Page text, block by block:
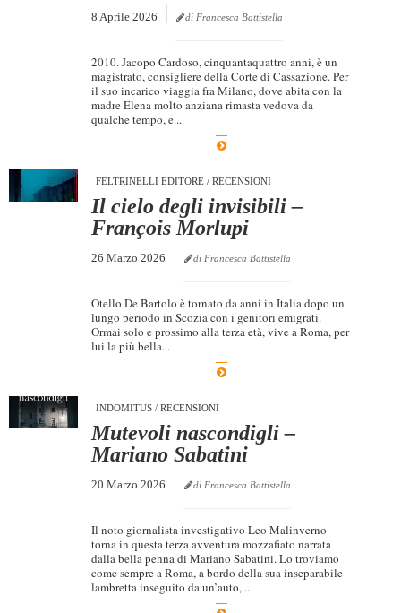
8 Aprile 2026 di Francesca Battistella
2010. Jacopo Cardoso, cinquantaquattro anni, è un
magistrato, consigliere della Corte di Cassazione. Per
il suo incarico viaggia fra Milano, dove abita con la
madre Elena molto anziana rimasta vedova da
qualche tempo, e...
FELTRINELLI EDITORE/ RECENSIONI
Il cielo degli invisibili –
François Morlupi
26 Marzo 2026 di Francesca Battistella
Otello De Bartolo è tornato da anni in Italia dopo un
lungo periodo in Scozia con i genitori emigrati.
Ormai solo e prossimo alla terza età, vive a Roma, per
lui la più bella...
INDOMITUS/ RECENSIONI
Mutevoli nascondigli –
Mariano Sabatini
20 Marzo 2026 di Francesca Battistella
Il noto giornalista investigativo Leo Malinverno
torna in questa terza avventura mozzafiato narrata
dalla bella penna di Mariano Sabatini. Lo troviamo
come sempre a Roma, a bordo della sua inseparabile
lambretta inseguito da un’auto,...